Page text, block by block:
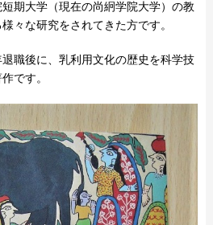
期大学（現在の尚絅学院大学）の教
々な研究をされてきた方です。
退職後に、乳利用文化の歴史を科学技
です。